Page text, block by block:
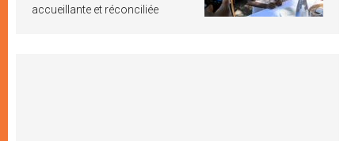
accueillante et réconciliée